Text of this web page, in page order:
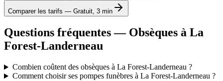
Comparer les tarifs — Gratuit, 3 min
Questions fréquentes — Obsèques à La
Forest-Landerneau
Combien coûtent des obsèques à La Forest-Landerneau ?
Comment choisir ses pompes funèbres à La Forest-Landerneau ?